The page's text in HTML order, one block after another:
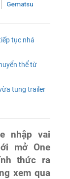
Gematsu
tục nhá
thể từ
tung trailer
nhập vai
mở One
thức ra
xem qua